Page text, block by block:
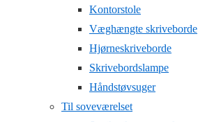
Kontorstole
Væghængte skriveborde
Hjørneskriveborde
Skrivebordslampe
Håndstøvsuger
Til soveværelset